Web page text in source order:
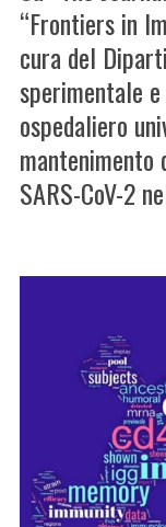
“Frontiers in
cura del
sperimentale e
ospedaliero
SARS-CoV-2